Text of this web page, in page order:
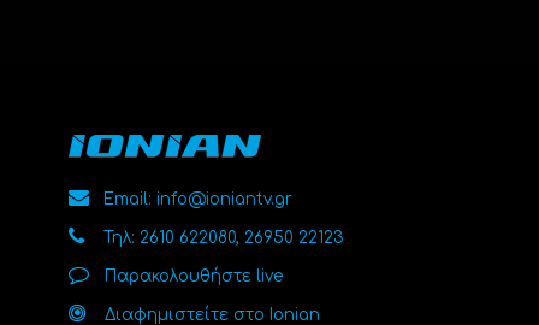
Email: info@ioniantv.gr
Τηλ: 2610 622080, 26950 22123
Παρακολουθήστε live
Διαφημιστείτε στο Ionian